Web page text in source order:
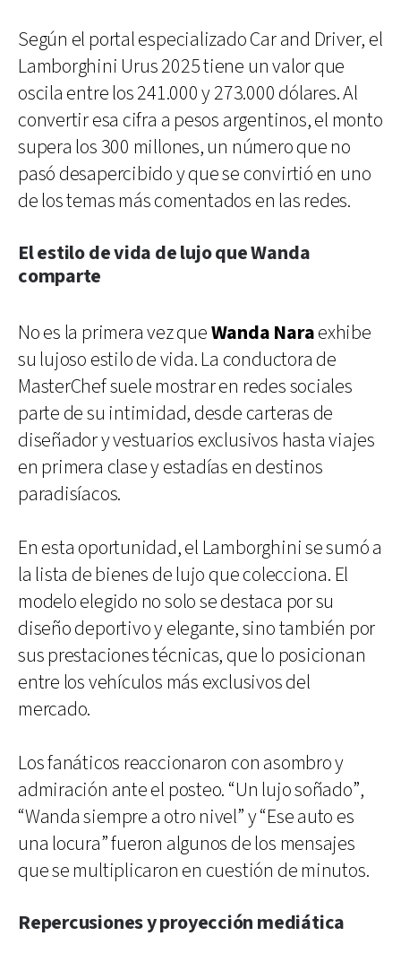
Según el portal especializado Car and Driver, el
Lamborghini Urus 2025 tiene un valor que
oscila entre los 241.000 y 273.000 dólares. Al
convertir esa cifra a pesos argentinos, el monto
supera los 300 millones, un número que no
pasó desapercibido y que se convirtió en uno
de los temas más comentados en las redes.
El estilo de vida de lujo que Wanda
comparte
No es la primera vez queWanda Naraexhibe
su lujoso estilo de vida. La conductora de
MasterChef suele mostrar en redes sociales
parte de su intimidad, desde carteras de
diseñador y vestuarios exclusivos hasta viajes
en primera clase y estadías en destinos
paradisíacos.
En esta oportunidad, el Lamborghini se sumó a
la lista de bienes de lujo que colecciona. El
modelo elegido no solo se destaca por su
diseño deportivo y elegante, sino también por
sus prestaciones técnicas, que lo posicionan
entre los vehículos más exclusivos del
mercado.
Los fanáticos reaccionaron con asombro y
admiración ante el posteo. “Un lujo soñado”,
“Wanda siempre a otro nivel” y “Ese auto es
una locura” fueron algunos de los mensajes
que se multiplicaron en cuestión de minutos.
Repercusiones y proyección mediática